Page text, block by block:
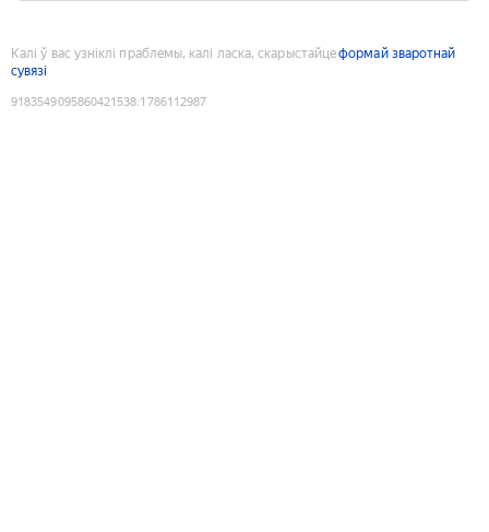
Калі ў вас узніклі праблемы, калі ласка, скарыстайцеформай зваротнай
сувязі
9183549095860421538:1786112987